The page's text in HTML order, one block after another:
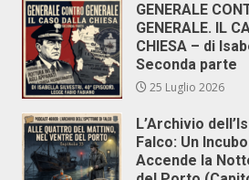
GENERALE
GENERALE. IL
CHIESA – di
Seconda parte
25 Luglio 2026
L’Archivio
Falco: Un
Accende la